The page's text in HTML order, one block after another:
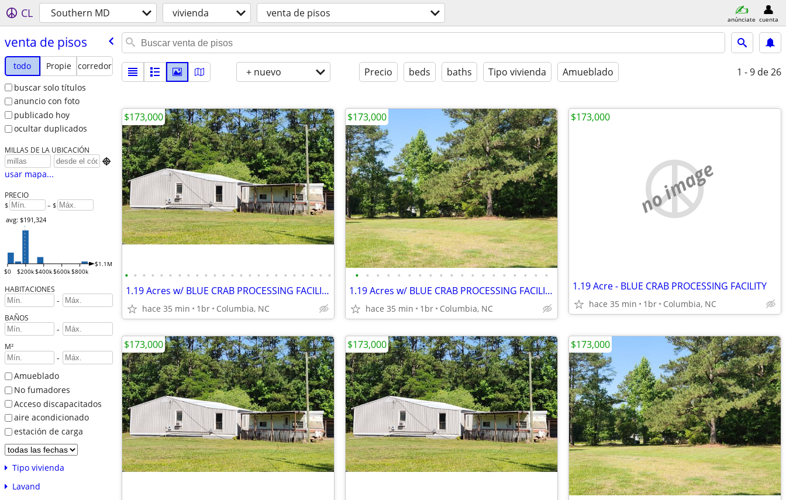
CL Southern MD vivienda venta de pisos anúnciate cuenta
venta de pisos
todo Propie
corredor
buscar solo títulos
anuncio con foto
publicado hoy
ocultar duplicados
MILLAS DE LA UBICACIÓN

usar mapa...
PRECIO
$ – $
$0 $200k$400k$600k$800k
$1.1M
avg: $191,324
HABITACIONES
-
BAÑOS
-
M²
-
Amueblado
No fumadores
Acceso discapacitados
aire acondicionado
estación de carga
Tipo vivienda
Lavand
+ nuevo Precio beds baths Tipo vivienda Amueblado 1 - 9 de 26
• • • • • • • • • • • • • • • • • • • • • • • •
1.19 Acres w/ BLUE CRAB PROCESSING FACILITY
hace 35 min 1br Columbia, NC
$173,000
• • • • • • • • • • • • • • • • • • •
1.19 Acres w/ BLUE CRAB PROCESSING FACILITY
hace 35 min 1br Columbia, NC
$173,000
no image
1.19 Acre - BLUE CRAB PROCESSING FACILITY
hace 35 min 1br Columbia, NC
$173,000
$173,000 $173,000 $173,000